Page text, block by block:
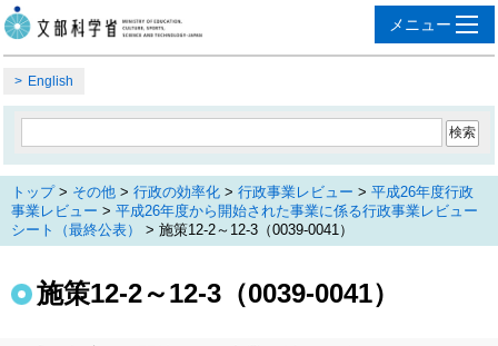
English
トップ> その他 > 行政の効率化 > 行政事業レビュー > 平成26年度行政
事業レビュー > 平成26年度から開始された事業に係る行政事業レビュー
シート（最終公表）
> 施策12-2～12-3（0039-0041）
施策12-2～12-3（0039-0041）